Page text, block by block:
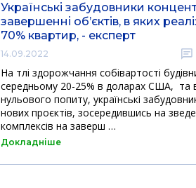
Українські забудовники
завершенні об’єктів, в яких
70% квартир, - експерт
14.09.2022
На тлі здорожчання собівартості
середньому 20-25% в доларах США, та
нульового попиту, українські
нових проєктів, зосередившись на
комплексів на заверш …
Докладніше